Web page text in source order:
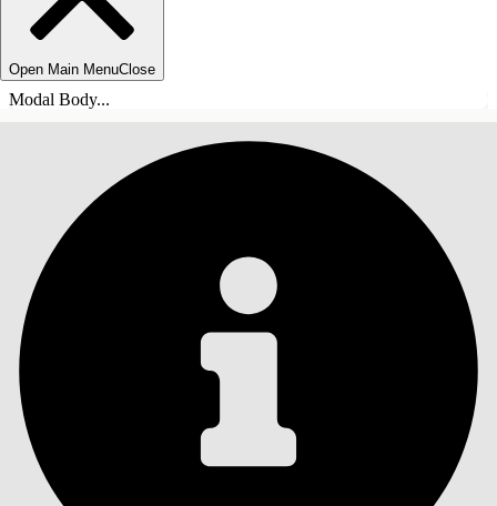
Open Main MenuClose
Modal Body...
목차